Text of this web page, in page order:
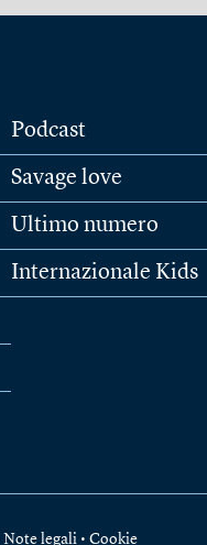
Podcast
Savage love
Ultimo numero
Internazionale Kids
Note legali • Cookie